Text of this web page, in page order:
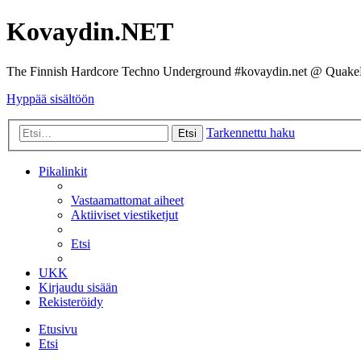
Kovaydin.NET
The Finnish Hardcore Techno Underground #kovaydin.net @
Hyppää sisältöön
Etsi Tarkennettu haku
Pikalinkit
Vastaamattomat aiheet
Aktiiviset viestiketjut
Etsi
UKK
Kirjaudu sisään
Rekisteröidy
Etusivu
Etsi